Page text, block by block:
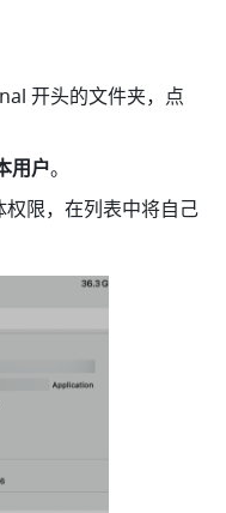
开头的文件夹，点
用户。
限，在列表中将自己